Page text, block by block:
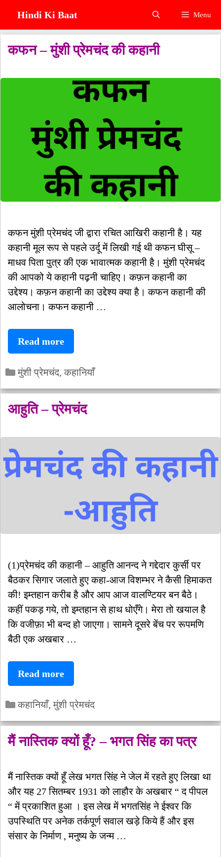
content
Hindi Ki Baat Menu
कफन – मुंशी प्रेमचंद की कहानी
कफन मुंशी प्रेमचंद जी द्वारा रचित आखिरी कहानी है। यह
कहानी मूल रूप से पहले उर्दू में लिखी गई थी कफन घीसू –
माधव पिता पुत्र की एक भावात्मक कहानी है। मुंशी प्रेमचंद
की आपको ये कहानी पढ़नी चाहिए। कफ़न कहानी का
उद्देश्य। कफ़न कहानी का उद्देश्य क्या है। कफन कहानी की
आलोचना। कफन कहानी …
Read moreकफन
–
मुंशी
कहानी
Categories
मुंशी प्रेमचंद,कहानियाँ
आहुति – प्रेमचंद
(1)प्रेमचंद की कहानी – आहुति आनन्द ने गद्देदार कुर्सी पर
बैठकर सिगार जलाते हुए कहा-आज विशम्भर ने कैसी हिमाकत
की! इम्तहान करीब है और आप आज वालण्टियर बन बैठे।
कहीं पकड़ गये, तो इम्तहान से हाथ धोएँगे। मेरा तो खयाल है
कि वजीफ़ा भी बन्द हो जाएगा। सामने दूसरे बेंच पर रूपमणि
बैठी एक अखबार …
Read moreआहुति
–
प्रेमचंद
Categories
कहानियाँ,मुंशी प्रेमचंद
मैं नास्तिक क्यों हूँ? – भगत सिंह का पत्र
मैं नास्तिक क्यों हूँ लेख भगत सिंह ने जेल में रहते हुए लिखा था
और यह 27 सितम्बर 1931 को लाहौर के अखबार “ द पीपल
“ में प्रकाशित हुआ । इस लेख में भगतसिंह ने ईश्वर कि
उपस्थिति पर अनेक तर्कपूर्ण सवाल खड़े किये हैं और इस
संसार के निर्माण , मनुष्य के जन्म …